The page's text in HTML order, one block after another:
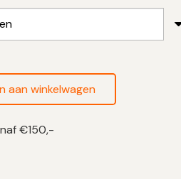
aan winkelwagen
€150,-